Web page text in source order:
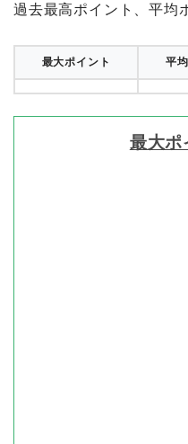
過去最高ポイント、平均
最大ポイント 平
最大ポ